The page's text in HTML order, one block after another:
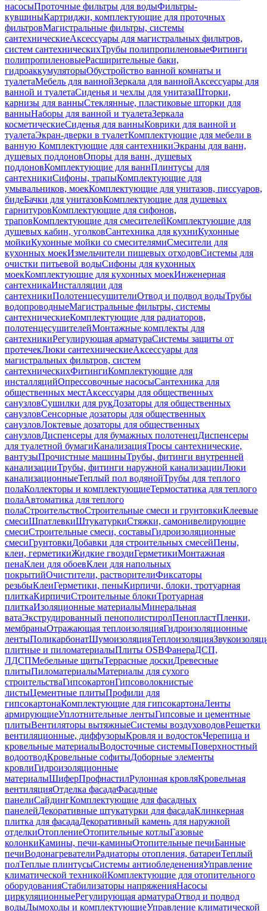
насосыПроточные фильтры для водыФильтры-
кувшиныКартриджи, комплектующие для проточных
фильтровМагистральные фильтры, системы
сантехническиеАксессуары для магистральных фильтров,
систем сантехническихТрубы полипропиленовыеФитинги
полипропиленовыеРасширительные баки,
гидроаккумуляторыОбустройство ванной комнаты и
туалетаМебель для ваннойЗеркала для ваннойАксессуары для
ванной и туалетаСиденья и чехлы для унитазаШторки,
карнизы для ванныСтеклянные, пластиковые шторки для
ванныНаборы для ванной и туалетаЗеркала
косметическиеСиденья для ванныКоврики для ванной и
туалетаЭкран-дверки в туалетКомплектующие для мебели в
ванную Комплектующие для сантехникиЭкраны для ванн,
душевых поддоновОпоры для ванн, душевых
поддоновКомплектующие для ваннПлинтусы для
сантехникиСифоны, трапыКомплектующие для
умывальников, моекКомплектующие для унитазов, писсуаров,
бидеБачки для унитазовКомплектующие для душевых
гарнитуровКомплектующие для сифонов,
траповКомплектующие для смесителейКомплектующие для
душевых кабин, уголковСантехника для кухниКухонные
мойкиКухонные мойки со смесителямиСмесители для
кухонных моекИзмельчители пищевых отходовСистемы для
очистки питьевой водыСифоны для кухонных
моекКомплектующие для кухонных моекИнженерная
сантехникаИнсталляции для
сантехникиПолотенцесушителиОтвод и подвод водыТрубы
водопроводныеМагистральные фильтры, системы
сантехническиеКомплектующие для радиаторов,
полотенцесушителейМонтажные комплекты для
сантехникиРегулирующая арматураСистемы защиты от
протечекЛюки сантехническиеАксессуары для
магистральных фильтров, систем
сантехническихФитингиКомплектующие для
инсталляцийОпрессовочные насосыСантехника для
общественных местАксессуары для общественных
санузловСушилки для рукДозаторы для общественных
санузловСенсорные дозаторы для общественных
санузловЛоктевые дозаторы для общественных
санузловДиспенсеры для бумажных полотенецДиспенсеры
для туалетной бумагиКанализацияТросы сантехнические,
вантузыПрочистные машиныТрубы, фитинги внутренней
канализацииТрубы, фитинги наружной канализацииЛюки
канализационныеТеплый пол водянойТрубы для теплого
полаКоллекторы и комплектующиеТермостатика для теплого
полаАвтоматика для теплого
полаСтроительствоСтроительные смеси и грунтовкиКлеевые
смесиШпатлевкиШтукатуркиСтяжки, самонивелирующие
смесиСтроительные смеси, составыГидроизоляционные
смесиГрунтовкиДобавки для строительных смесейПены,
клеи, герметикиЖидкие гвоздиГерметикиМонтажная
пенаКлеи для обоевКлеи для напольных
покрытийОчистители, растворителиФиксаторы
резьбыКлеиГерметики, пеныКирпичи, блоки, тротуарная
плиткаКирпичиСтроительные блокиТротуарная
плиткаИзоляционные материалыМинеральная
ватаЭкструдированный пенополистиролПенопластПленки,
мембраныОтражающая теплоизоляцияГидроизоляционные
лентыПоликарбонатШумоизоляцияТеплоизоляция
плитные и пиломатериалыПлиты OSBФанераДСП,
ЛДСПМебельные щитыТеррасные доскиДревесные
плитыПиломатериалыМатериалы для сухого
строительстваГипсокартонГипсоволокнистые
листыЦементные плитыПрофили для
гипсокартонаКомплектующие для гипсокартонаЛенты
армирующиеУплотнительные лентыГипсовые и цементные
плитыВентиляторы вытяжныеСистемы воздуховодовРешетки
вентиляционные, диффузорыКровля и водостокЧерепица и
кровельные материалыВодосточные системыПоверхностный
водоотводКровельные софитыДоборные элементы
кровлиГидроизоляционные
материалыШиферПрофнастилРулонная кровляКровельная
вентиляцияОтделка фасадаФасадные
панелиСайдингКомплектующие для фасадных
панелейДекоративные штукатурки для фасадаКлинкерная
плитка для фасадаДекоративный камень для наружной
отделкиОтоплениеОтопительные котлыГазовые
колонкиКамины, печи-каминыОтопительные печиБанные
печиВодонагревателиРадиаторы отопления, батареиТеплый
полТеплые плинтусыСистемы антиобледененияУправление
климатической техникойКомплектующие для отопительного
оборудованияСтабилизаторы напряженияНасосы
циркуляционныеРегулирующая арматураОтвод и подвод
водыДымоходы и комплектующиеУправление климатической